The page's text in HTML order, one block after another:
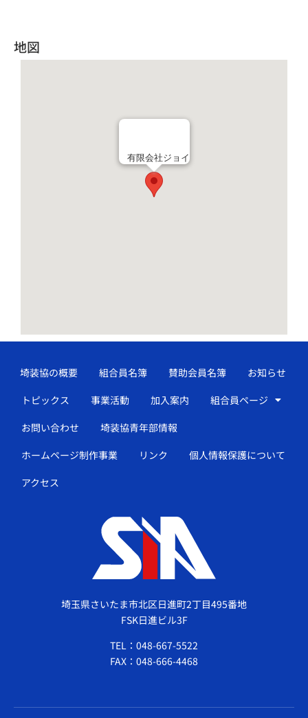
地図
有限会社ジョイ
埼玉県さいたま市北区日進町2丁目495番地
FSK日進ビル3F
TEL：048-667-5522
FAX：048-666-4468
埼装協の概要 組合員名簿 賛助会員名簿
お知らせ
トピックス
事業活動 加入案内
組合員ページ
お問い合わせ
埼装協青年部情報
ホームページ制作事業
リンク
個人情報保護について
アクセス